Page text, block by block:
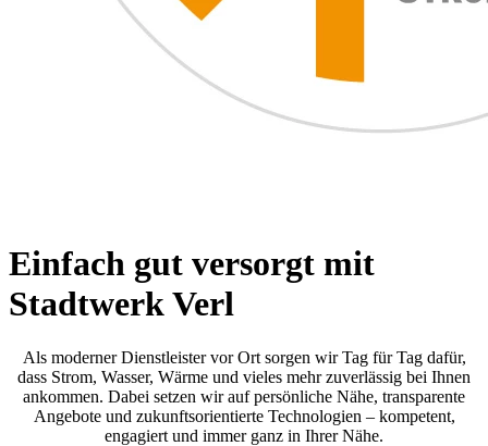
Einfach gut versorgt mit
Stadtwerk Verl
Als moderner Dienstleister vor Ort sorgen wir Tag für Tag dafür,
dass Strom, Wasser, Wärme und vieles mehr zuverlässig bei Ihnen
ankommen. Dabei setzen wir auf persönliche Nähe, transparente
Angebote und zukunftsorientierte Technologien – kompetent,
engagiert und immer ganz in Ihrer Nähe.